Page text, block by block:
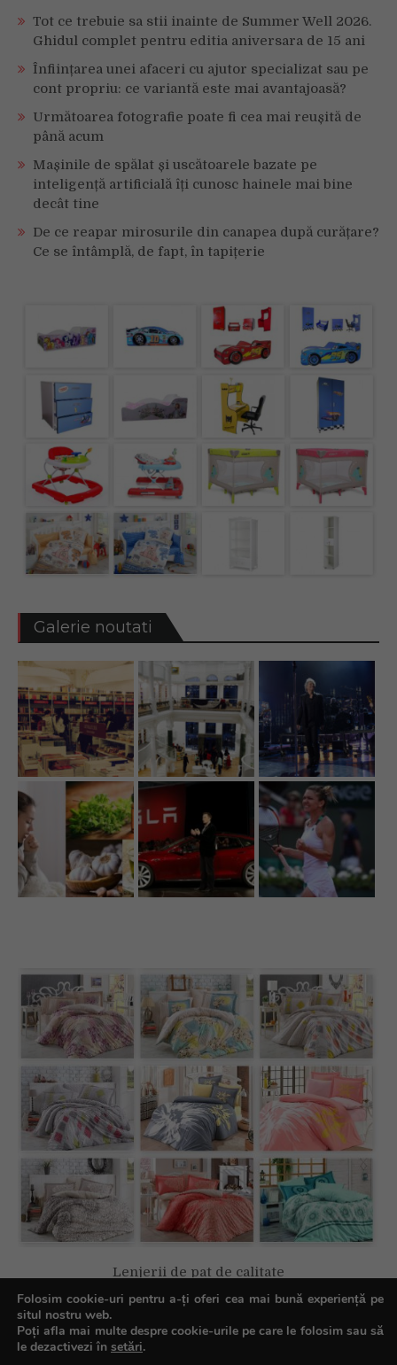
Tot ce trebuie sa stii inainte de Summer Well 2026.
Ghidul complet pentru editia aniversara de 15 ani
Înființarea unei afaceri cu ajutor specializat sau pe
cont propriu: ce variantă este mai avantajoasă?
Următoarea fotografie poate fi cea mai reușită de
până acum
Mașinile de spălat și uscătoarele bazate pe
inteligență artificială îți cunosc hainele mai bine
decât tine
De ce reapar mirosurile din canapea după curățare?
Ce se întâmplă, de fapt, în tapițerie
Galerie noutati
Lenjerii de pat de calitate
Folosim cookie-uri pentru a-ți oferi cea mai bună experiență pe
situl nostru web.
Poți afla mai multe despre cookie-urile pe care le folosim sau să
le dezactivezi în setări.